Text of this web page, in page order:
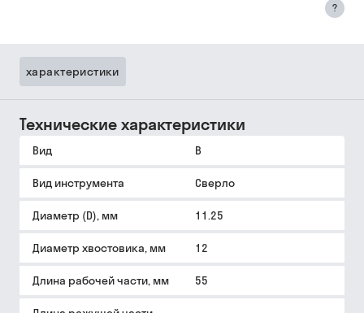
?
характеристики
Технические характеристики
Вид B
Вид инструмента Сверло
Диаметр (D), мм 11.25
Диаметр хвостовика, мм 12
Длина рабочей части, мм 55